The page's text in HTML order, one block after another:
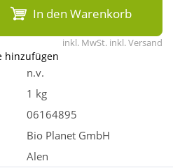
In den Warenkorb
inkl. MwSt. inkl. Versand
hinzufügen
n.v.
1 kg
06164895
Bio Planet GmbH
Alen